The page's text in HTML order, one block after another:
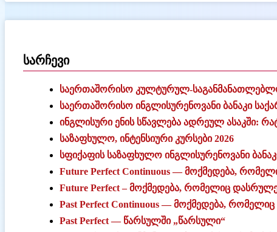
სარჩევი
საერთაშორისო კულტურულ-
საერთაშორისო ინგლისურენოვანი ბანაკი
ინგლისური ენის სწავლება ადრეულ ასაკში:
საზაფხულო, ინტენსიური კურსები 2026
სფიქაფის საზაფხულო ინგლისურენოვანი
Future Perfect Continuous — მოქმედება,
Future Perfect – მოქმედება, რომელიც
Past Perfect Continuous — მოქმედება,
Past Perfect — წარსულში „წარსული“